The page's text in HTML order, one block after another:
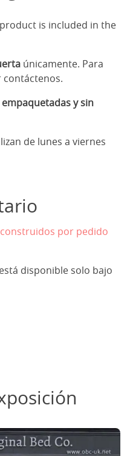
is included in the
únicamente. Para
contáctenos.
empaquetadas y sin
de lunes a viernes
por pedido
disponible solo bajo